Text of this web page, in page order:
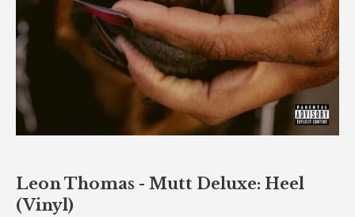
Leon Thomas - Mutt Deluxe: Heel
(Vinyl)